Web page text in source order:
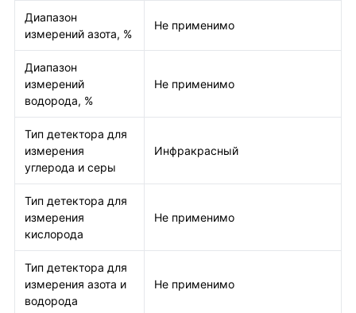
Диапазон
измерений азота, %
Не применимо
Диапазон
измерений
водорода, %
Не применимо
Тип детектора для
измерения
углерода и серы
Инфракрасный
Тип детектора для
измерения
кислорода
Не применимо
Тип детектора для
измерения азота и
водорода
Не применимо